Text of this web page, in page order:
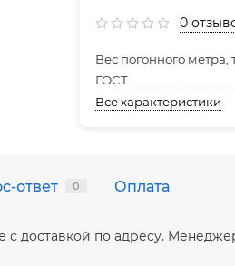
0
Вес погонного метра,
ГОСТ
Все характеристики
ответ 0 Оплата
с доставкой по адресу.